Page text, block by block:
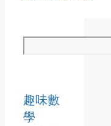
趣味數
學